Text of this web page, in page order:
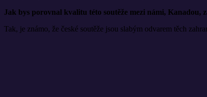
Jak bys porovnal kvalitu této soutěže mezi námi,
Tak, je známo, že české soutěže jsou slabým odvarem těch